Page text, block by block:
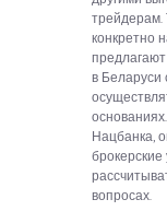
трейдерам.
конкретно
в
Нацбанка,
вопросах.